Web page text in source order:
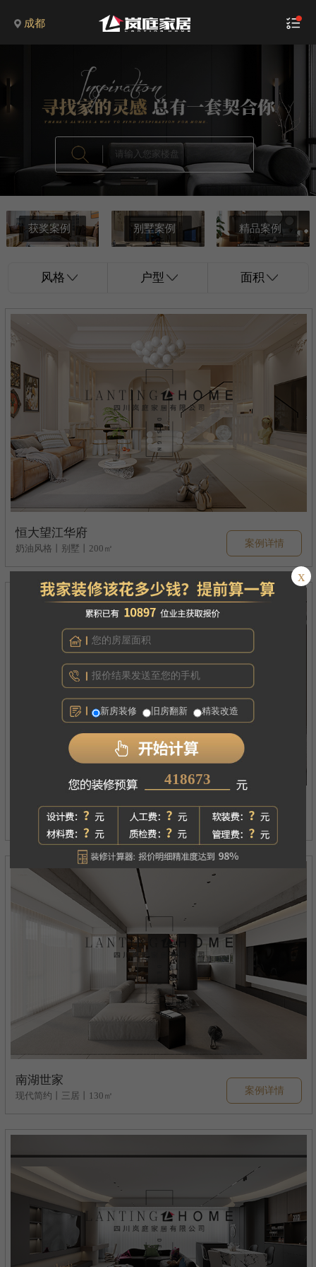
成都
获奖案例 别墅案例 精品案例
风格 户型 面积
恒大望江华府
奶油风格丨别墅丨200㎡ 案例详情
西府琅悦
现代简约丨四居丨180㎡ 案例详情
南湖世家
现代简约丨三居丨130㎡ 案例详情
x
新房装修 旧房翻新 精装改造
345829